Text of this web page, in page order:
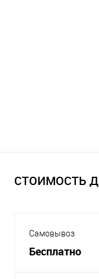
СТОИМОСТЬ
Самовывоз
Бесплатно